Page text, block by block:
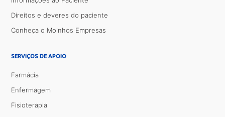
Direitos e deveres do paciente
Conheça o Moinhos Empresas
SERVIÇOS DE APOIO
Farmácia
Enfermagem
Fisioterapia